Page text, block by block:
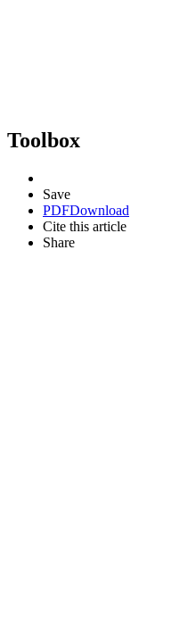
Toolbox
Save
PDFDownload
Cite this article
Share